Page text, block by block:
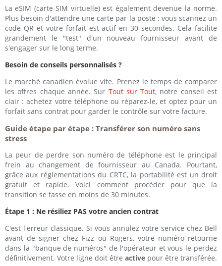
La eSIM (carte SIM virtuelle) est également devenue la norme.
Plus besoin d'attendre une carte par la poste : vous scannez un
code QR et votre forfait est actif en 30 secondes. Cela facilite
grandement le "test" d'un nouveau fournisseur avant de
s'engager sur le long terme.
Besoin de conseils personnalisés ?
Le marché canadien évolue vite. Prenez le temps de comparer
les offres chaque année. Sur Tout sur Tout, notre conseil est
clair : achetez votre téléphone ou réparez-le, et optez pour un
forfait sans contrat pour garder le contrôle sur votre facture.
Guide étape par étape : Transférer son numéro sans
stress
La peur de perdre son numéro de téléphone est le principal
frein au changement de fournisseur au Canada. Pourtant,
grâce aux réglementations du CRTC, la portabilité est un droit
gratuit et rapide. Voici comment procéder pour que la
transition se fasse en moins de 30 minutes.
Étape 1 : Ne résiliez PAS votre ancien contrat
C'est l'erreur classique. Si vous annulez votre service chez Bell
avant de signer chez Fizz ou Rogers, votre numéro retourne
dans la "banque de numéros" de l'opérateur et vous le perdez
définitivement. Votre ligne doit être active pour être transférée.